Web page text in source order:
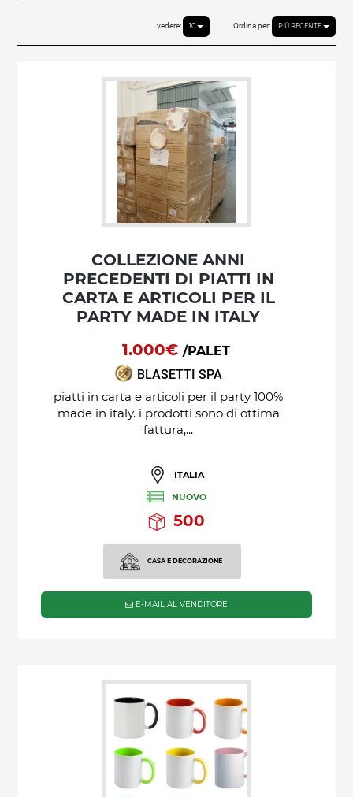
Ordina per: PIÙ RECENTE
vedere: 10
COLLEZIONE ANNI
PRECEDENTI DI PIATTI IN
CARTA E ARTICOLI PER IL
PARTY MADE IN ITALY
1.000€/PALET
BLASETTI SPA
piatti in carta e articoli per il party 100%
made in italy. i prodotti sono di ottima
fattura,...
ITALIA
NUOVO
500
CASA E DECORAZIONE
E-MAIL AL VENDITORE